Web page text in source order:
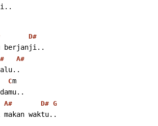
D#
berjanji..
A#
Cm
A# D# G
waktu..